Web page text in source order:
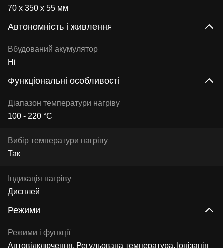
70 x 350 x 55 мм
Автономність і живлення
Вбудований акумулятор
Ні
Функціональні особливості
Діапазон температури нагріву
100 - 220 °C
Вибір температури нагріву
Так
Індикація нагріву
Дисплей
Режими
Режими і функції
Автовідключення Регульована температура Іонізація